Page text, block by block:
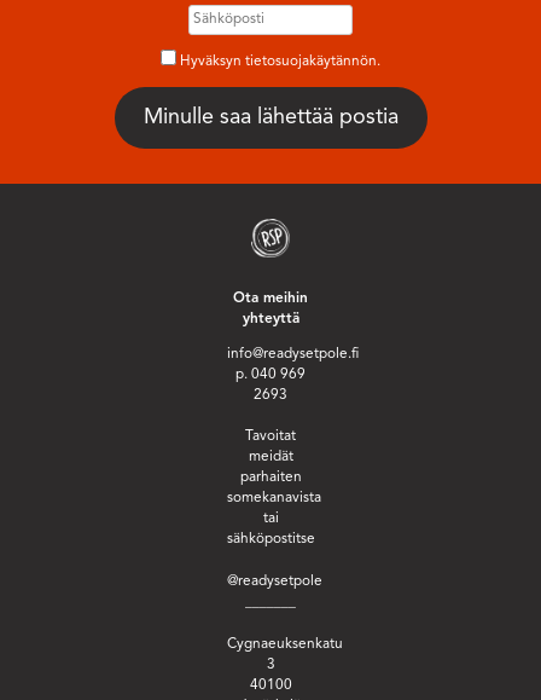
Hyväksyn tietosuojakäytännön.
Ota meihin
yhteyttä
info@readysetpole.fi
p. 040 969
2693
Tavoitat
meidät
parhaiten
somekanavista
tai
sähköpostitse
@readysetpole
Cygnaeuksenkatu
3
40100